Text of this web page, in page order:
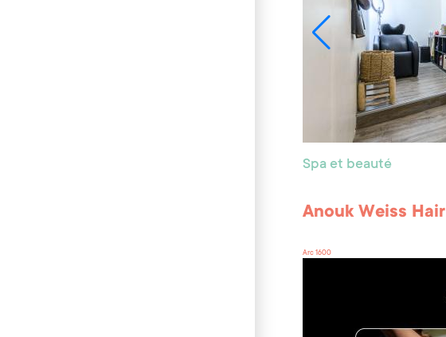
Spa et beauté
Anouk Weiss Hair
Arc 1600